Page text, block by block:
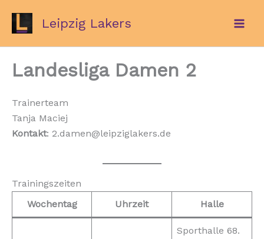
springen
Leipzig Lakers
Landesliga Damen 2
Trainerteam
Tanja Maciej
Kontakt: 2.damen@leipziglakers.de
Trainingszeiten
Wochentag
Uhrzeit Halle
Sporthalle 68.